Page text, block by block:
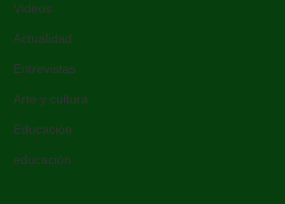
Videos
Actualidad
Entrevistas
Arte y cultura
Educación
educación